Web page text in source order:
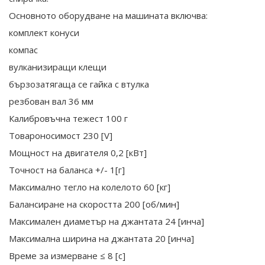
Основното оборудване на машината включва:
комплект конуси
компас
вулканизиращи клещи
бързозатягаща се гайка с втулка
резбован вал 36 мм
Калибровъчна тежест 100 г
Товароносимост 230 [V]
Мощност на двигателя 0,2 [кВт]
Точност на баланса +/- 1[г]
Максимално тегло на колелото 60 [кг]
Балансиране на скоростта 200 [об/мин]
Максимален диаметър на джантата 24 [инча]
Максимална ширина на джантата 20 [инча]
Време за измерване ≤ 8 [с]